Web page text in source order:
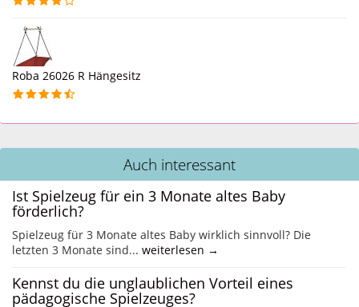
Roba 26026 R Hängesitz
Auch interessant
Ist Spielzeug für ein 3 Monate altes Baby
förderlich?
Spielzeug für 3 Monate altes Baby wirklich sinnvoll? Die
letzten 3 Monate sind... weiterlesen →
Kennst du die unglaublichen Vorteil eines
pädagogische Spielzeuges?